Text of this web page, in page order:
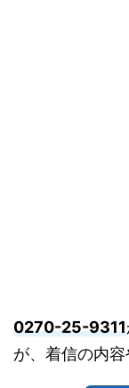
0270-25-9311
が、着信の内容